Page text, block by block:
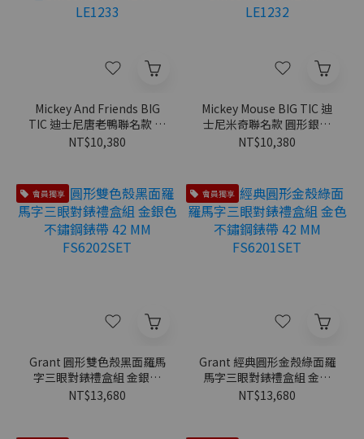
Mickey And Friends BIG
TIC 迪士尼唐老鴨聯名款 圓
形銀殼藍黃撞色帶腕錶 藍
NT$10,380
Mickey Mouse BIG TIC 迪
士尼米奇聯名款 圓形銀殼
紅白黑撞色皮帶腕錶 黑紅
NT$10,380
會員獨享
Grant 圓形雙色殼黑面羅馬
字三眼對錶禮盒組 金銀色
不鏽鋼錶帶 42 MM
NT$13,680
會員獨享
Grant 經典圓形金殼綠面羅
馬字三眼對錶禮盒組 金色
不鏽鋼錶帶 42 MM
NT$13,680